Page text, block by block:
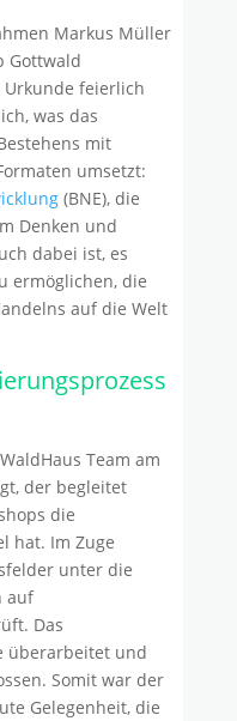
Markus Müller
Gottwald
feierlich
was das
mit
umsetzt:
(BNE), die
Denken und
dabei ist, es
ermöglichen, die
auf die Welt
Team am
der begleitet
die
hat. Im Zuge
unter die
auf
Das
überarbeitet und
Somit war der
Gelegenheit, die